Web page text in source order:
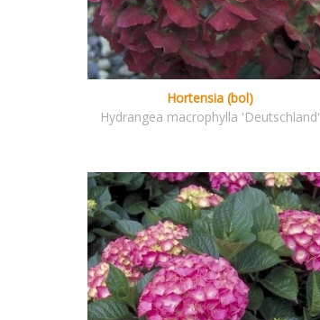
Hortensia (bol)
Hydrangea macrophylla 'Deutschland'